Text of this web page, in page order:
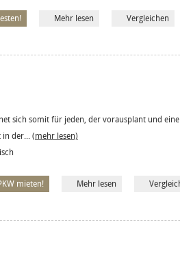
Mehr lesen Vergleichen
sich somit für jeden, der vorausplant und
in der... (mehr lesen)
mieten! Mehr lesen